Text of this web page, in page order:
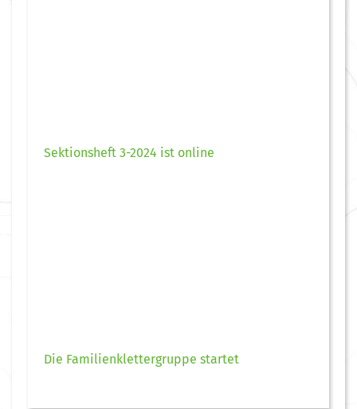
Sektionsheft 3-2024 ist online
Die Familienklettergruppe startet